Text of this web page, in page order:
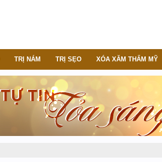
TRỊ NÁM TRỊ SẸO XÓA XĂM THẨM MỸ